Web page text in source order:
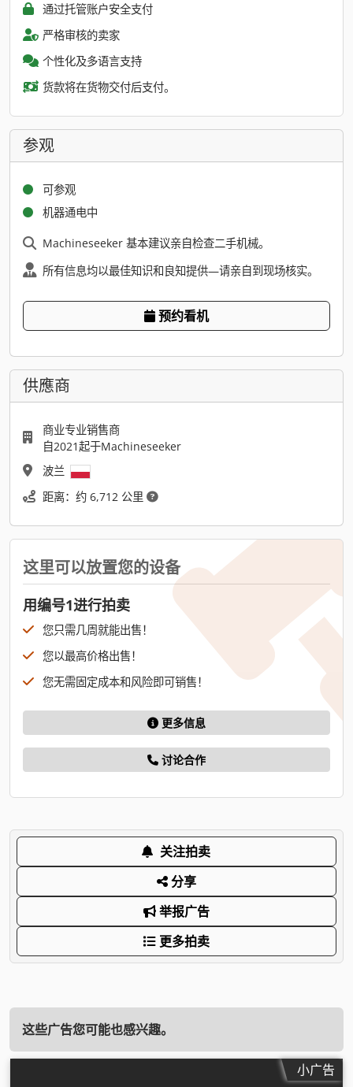
通过托管账户安全支付
严格审核的卖家
个性化及多语言支持
货款将在货物交付后支付。
参观
可参观
机器通电中
Machineseeker 基本建议亲自检查二手机械。
所有信息均以最佳知识和良知提供—请亲自到现场核实。
预约看机
供應商
商业专业销售商
自2021起于Machineseeker
波兰
距离：约 6,712 公里
这里可以放置您的设备
用编号1进行拍卖
您只需几周就能出售！
您以最高价格出售！
您无需固定成本和风险即可销售！
更多信息
讨论合作
关注拍卖
分享
举报广告
更多拍卖
这些广告您可能也感兴趣。
小广告